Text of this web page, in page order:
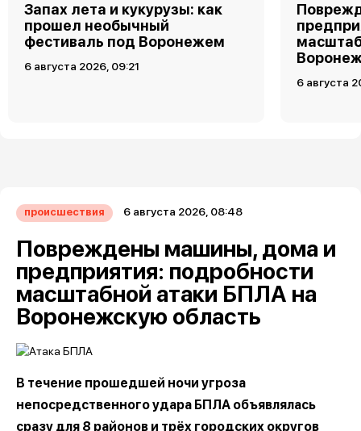
Запах лета и кукурузы: как
прошел необычный
фестиваль под Воронежем
6 августа 2026, 09:21
6 августа
происшествия 6 августа 2026, 08:48
Повреждены машины, дома и
предприятия: подробности
масштабной атаки БПЛА на
Воронежскую область
В течение прошедшей ночи угроза
непосредственного удара БПЛА объявлялась
сразу для 8 районов и трёх городских округов